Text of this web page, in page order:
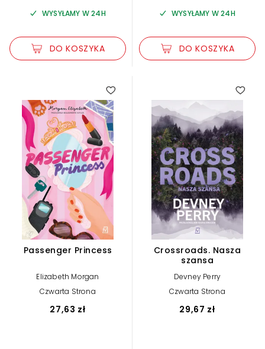
WYSYŁAMY W 24H
DO KOSZYKA
WYSYŁAMY W 24H
DO KOSZYKA
Passenger Princess
Elizabeth Morgan
Czwarta Strona
27,63 zł
Crossroads. Nasza
szansa
Devney Perry
Czwarta Strona
29,67 zł